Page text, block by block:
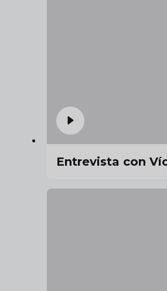
Entrevista con